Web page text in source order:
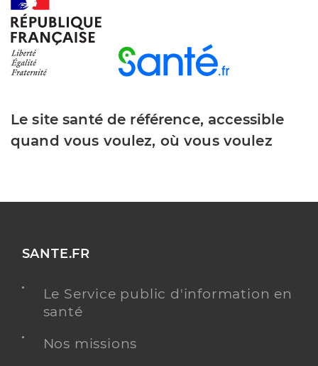
Le site santé de référence, accessible
quand vous voulez, où vous voulez
SANTE.FR
Le Service public d'information en
santé
Nos missions